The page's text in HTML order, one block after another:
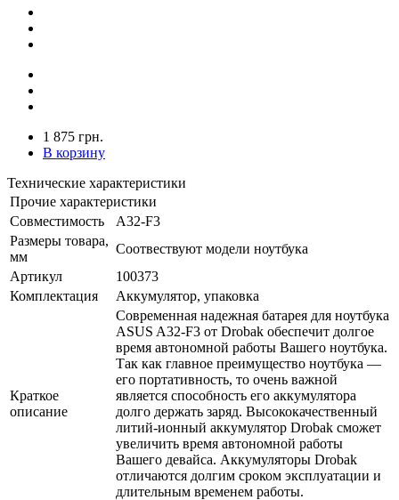
1 875 грн.
В корзину
Технические характеристики
Прочие характеристики
Совместимость
A32-F3
Размеры товара,
мм
Соотвествуют модели ноутбука
Артикул
100373
Комплектация
Аккумулятор, упаковка
Краткое
описание
Современная надежная батарея для ноутбука
ASUS A32-F3 от Drobak обеспечит долгое
время автономной работы Вашего ноутбука.
Так как главное преимущество ноутбука —
его портативность, то очень важной
является способность его аккумулятора
долго держать заряд. Высококачественный
литий-ионный аккумулятор Drobak сможет
увеличить время автономной работы
Вашего девайса. Аккумуляторы Drobak
отличаются долгим сроком эксплуатации и
длительным временем работы.